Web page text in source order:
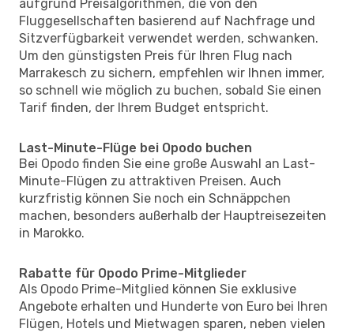
aufgrund Preisalgorithmen, die von den
Fluggesellschaften basierend auf Nachfrage und
Sitzverfügbarkeit verwendet werden, schwanken.
Um den günstigsten Preis für Ihren Flug nach
Marrakesch zu sichern, empfehlen wir Ihnen immer,
so schnell wie möglich zu buchen, sobald Sie einen
Tarif finden, der Ihrem Budget entspricht.
Last-Minute-Flüge bei Opodo buchen
Bei Opodo finden Sie eine große Auswahl an Last-
Minute-Flügen zu attraktiven Preisen. Auch
kurzfristig können Sie noch ein Schnäppchen
machen, besonders außerhalb der Hauptreisezeiten
in Marokko.
Rabatte für Opodo Prime-Mitglieder
Als Opodo Prime-Mitglied können Sie exklusive
Angebote erhalten und Hunderte von Euro bei Ihren
Flügen, Hotels und Mietwagen sparen, neben vielen